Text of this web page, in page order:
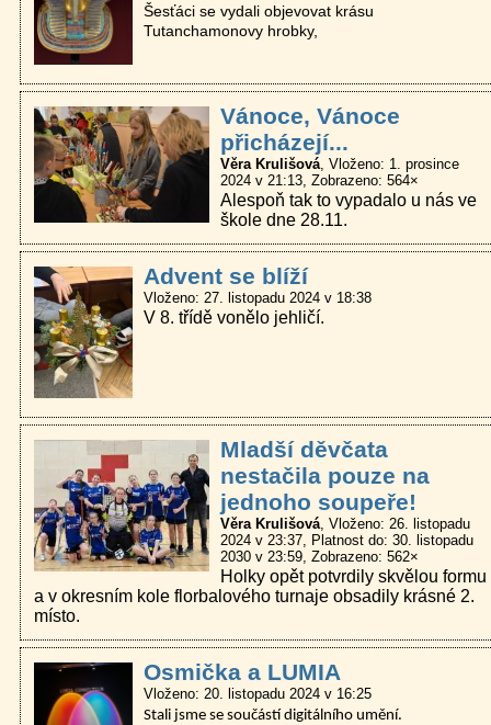
Šesťáci se vydali objevovat krásu
Tutanchamonovy hrobky,
Vánoce, Vánoce
přicházejí...
Věra Krulišová Vloženo: 1. prosince
2024 v 21:13 Zobrazeno: 564×
Alespoň tak to vypadalo u nás ve
škole dne 28.11.
Advent se blíží
Vloženo: 27. listopadu 2024 v 18:38
V 8. třídě vonělo jehličí.
Mladší děvčata
nestačila pouze na
jednoho soupeře!
Věra Krulišová Vloženo: 26. listopadu
2024 v 23:37
Platnost do: 30. listopadu
2030 v 23:59 Zobrazeno: 562×
Holky opět potvrdily skvělou formu
a v okresním kole florbalového turnaje obsadily krásné 2.
místo.
Osmička a LUMIA
Vloženo: 20. listopadu 2024 v 16:25
Stali jsme se součástí digitálního umění.